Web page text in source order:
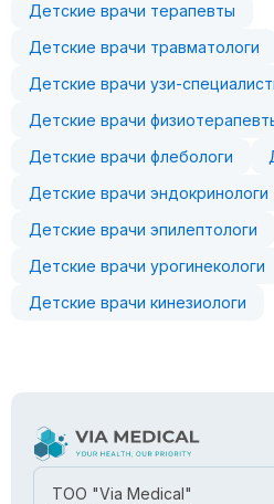
Детские врачи терапевты
Детские врачи травматологи
Детские врачи узи-
Детские врачи
Детские врачи флебологи
Детские врачи эндокринологи
Детские врачи эпилептологи
Детские врачи урогинекологи
Детские врачи кинезиологи
ТОО "Via Medical"